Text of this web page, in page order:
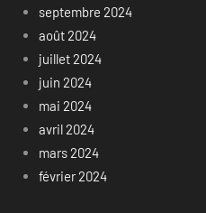
septembre 2024
août 2024
juillet 2024
juin 2024
mai 2024
avril 2024
mars 2024
février 2024